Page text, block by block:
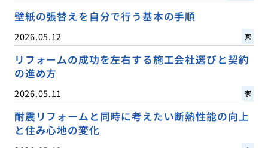
壁紙の張替えを自分で行う基本の手順
2026.05.12 家
リフォームの成功を左右する施工会社選びと契約
の進め方
2026.05.11 家
耐震リフォームと同時に考えたい断熱性能の向上
と住み心地の変化